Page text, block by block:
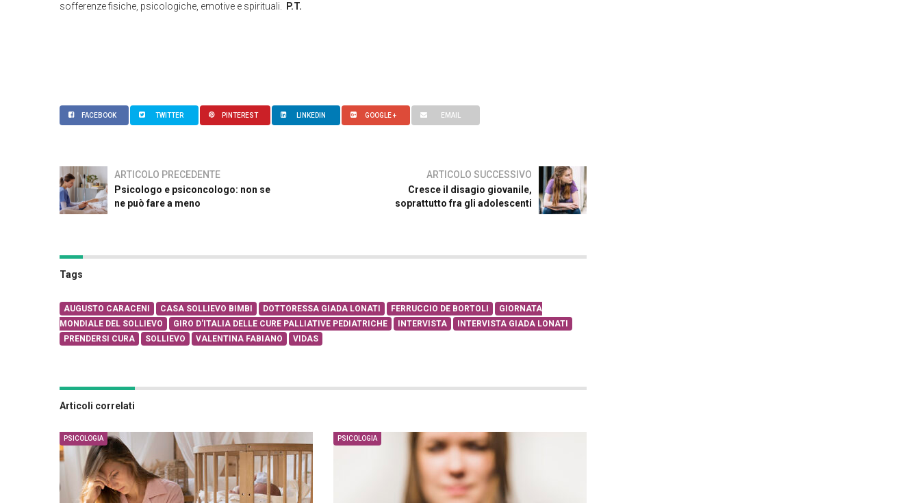
sofferenze fisiche, psicologiche, emotive e spirituali.
P.T.
FACEBOOK TWITTER PINTEREST LINKEDIN GOOGLE + EMAIL
ARTICOLO PRECEDENTE
Psicologo e psiconcologo: non se
ne può fare a meno
ARTICOLO SUCCESSIVO
Cresce il disagio giovanile,
soprattutto fra gli adolescenti
Tags
AUGUSTO CARACENI CASA SOLLIEVO BIMBI DOTTORESSA GIADA LONATI FERRUCCIO DE BORTOLI
GIORNATA
MONDIALE DEL SOLLIEVO
GIRO D'ITALIA DELLE CURE PALLIATIVE PEDIATRICHE INTERVISTA
INTERVISTA GIADA LONATI
PRENDERSI CURA
SOLLIEVO VALENTINA FABIANO VIDAS
Articoli correlati
PSICOLOGIA PSICOLOGIA